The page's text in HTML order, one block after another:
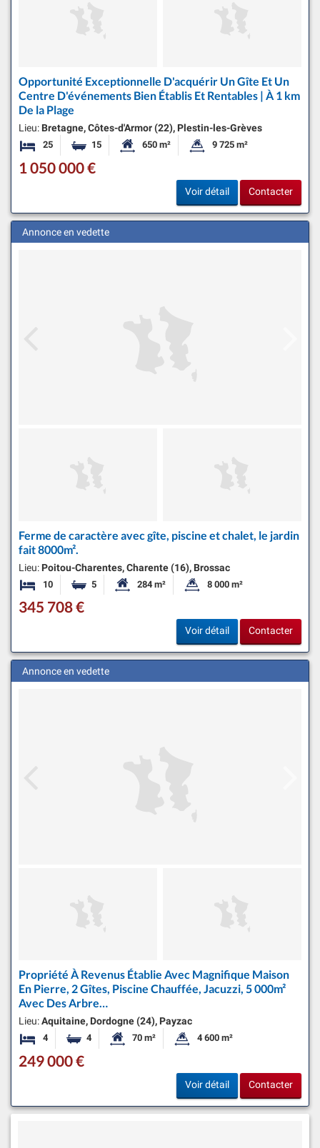
Opportunité Exceptionnelle D'acquérir Un Gîte Et Un
Centre D'événements Bien Établis Et Rentables | À 1 km
De la Plage
Lieu: Bretagne, Côtes-d'Armor (22), Plestin-les-Grèves
25 Chambres15 Salles de bainsSurface habitable:
650 m² Superficie du terrain:
9 725 m²
1 050 000 €
Voir détail Contacter
Annonce en vedette
Ferme de caractère avec gîte, piscine et chalet, le jardin
fait 8000m².
Lieu: Poitou-Charentes, Charente (16), Brossac
10 Chambres
5 Salles de bainsSurface habitable:
284 m² Superficie du terrain:
8 000 m²
345 708 €
Voir détail Contacter
Annonce en vedette
Propriété À Revenus Établie Avec Magnifique Maison
En Pierre, 2 Gîtes, Piscine Chauffée, Jacuzzi, 5 000m²
Avec Des Arbre…
Lieu:Aquitaine, Dordogne (24), Payzac
4 Chambres
4 Salles de bainsSurface habitable:
70 m² Superficie du terrain:
4 600 m²
249 000 €
Voir détail Contacter